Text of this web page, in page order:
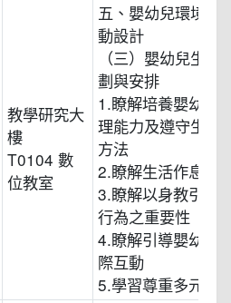
教學研究大
樓
T0104 數
位教室
五、嬰幼兒環境規
動設計
（三）嬰幼兒生活
劃與安排
1.瞭解培養嬰幼兒
理能力及遵守生活
方法
2.瞭解生活作息之
3.瞭解以身教引導
行為之重要性
4.瞭解引導嬰幼兒
際互動
5.學習尊重多元文